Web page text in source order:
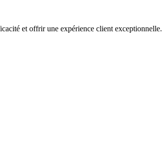
et offrir une expérience client exceptionnelle.